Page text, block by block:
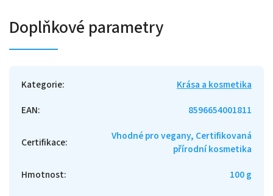
Doplňkové parametry
Kategorie:
Krása a kosmetika
EAN: 8596654001811
Certifikace:
Vhodné pro vegany, Certifikovaná
přírodní kosmetika
Hmotnost:
100 g